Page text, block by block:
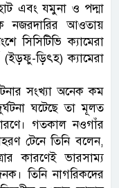
এবং যমুনা ও পদ্মা
নজরদারির আওতায়
সিসিটিভি ক্যামেরা
ড়িৎহ) ক্যামেরা
সংখ্যা অনেক কম
ঘটেছে তা মূলত
গতকাল নওগাঁর
টেনে তিনি বলেন,
কারণেই ভারসাম্য
তিনি নাগরিকদের